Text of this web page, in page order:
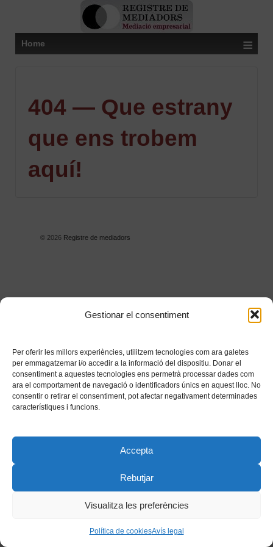
Gestionar el consentiment
Per oferir les millors experiències, utilitzem tecnologies com ara galetes
per emmagatzemar i/o accedir a la informació del dispositiu. Donar el
consentiment a aquestes tecnologies ens permetrà processar dades com
ara el comportament de navegació o identificadors únics en aquest lloc. No
consentir o retirar el consentiment, pot afectar negativament determinades
característiques i funcions.
Accepta
Rebutjar
Visualitza les preferències
Política de cookiesAvís legal
Home ≡
404 — Que estrany
que ens trobem
aquí!
© 2026Registre de mediadors